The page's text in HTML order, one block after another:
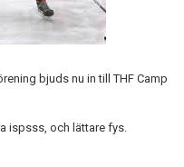
bjuds nu in till THF Camp
ispsss, och lättare fys.